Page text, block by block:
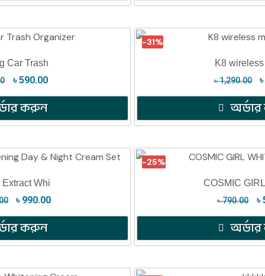
Car Trash
৳590.00
করুন
-31%
K8
৳1,290.00
Whi
৳ 990.00
করুন
-25%
COSMIC
৳790.00 ৳